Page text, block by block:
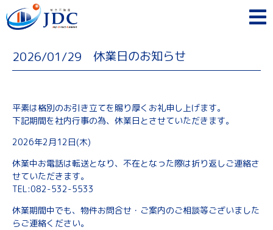
2026/01/29 休業日のお知らせ
平素は格別のお引き立てを賜り厚くお礼申し上げます。
下記期間を社内行事の為、休業日とさせていただきます。
2026年2月12日(木)
休業中お電話は転送となり、不在となった際は折り返しご連絡さ
せていただきます。
TEL:082-532-5533
休業期間中でも、物件お問合せ・ご案内のご相談等ございました
らご連絡ください。